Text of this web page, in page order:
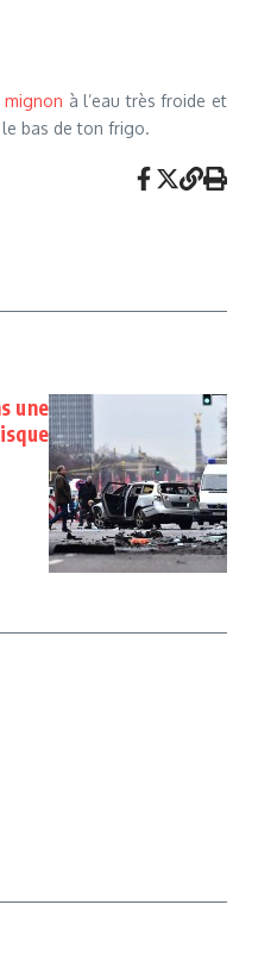
à l’eau très froide et
le bas de ton frigo.
une